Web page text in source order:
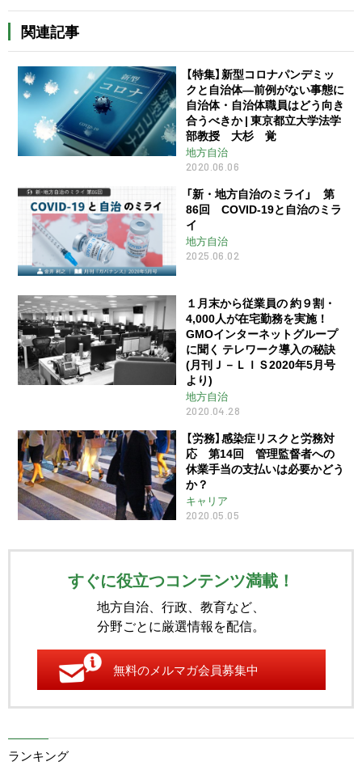
関連記事
【特集】新型コロナパンデミッ
クと自治体―前例がない事態に
自治体・自治体職員はどう向き
合うべきか | 東京都立大学法学
部教授 大杉 覚
地方自治
2020.06.06
「新・地方自治のミライ」 第
86回 COVID-19と自治のミラ
イ
地方自治
2025.06.02
１月末から従業員の 約９割・
4,000人が在宅勤務を実施！
GMOインターネットグループ
に聞く テレワーク導入の秘訣
(月刊Ｊ－ＬＩＳ2020年5月号
より)
地方自治
2020.04.28
【労務】感染症リスクと労務対
応 第14回 管理監督者への
休業手当の支払いは必要かどう
か？
キャリア
2020.05.05
すぐに役立つコンテンツ満載！
地方自治、行政、教育など、
分野ごとに厳選情報を配信。
無料のメルマガ会員募集中
ランキング